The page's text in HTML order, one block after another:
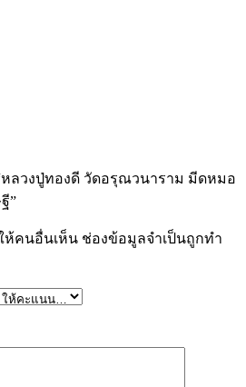
ลวงปู่ทองดี วัดอรุณวนาราม มีดหมอ
”
ห้คนอื่นเห็น ช่องข้อมูลจำเป็นถูกทำ